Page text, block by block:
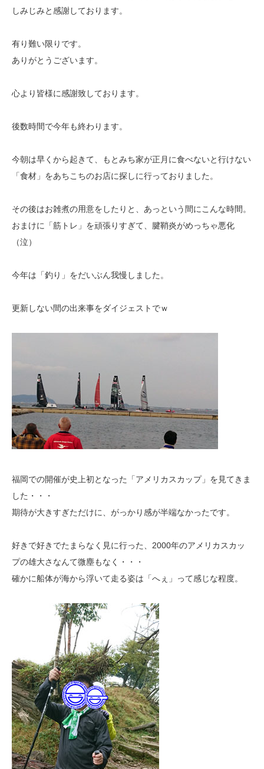
しみじみと感謝しております。
有り難い限りです。
ありがとうございます。
心より皆様に感謝致しております。
後数時間で今年も終わります。
今朝は早くから起きて、もとみち家が正月に食べないと行けない
「食材」をあちこちのお店に探しに行っておりました。
その後はお雑煮の用意をしたりと、あっという間にこんな時間。
おまけに「筋トレ」を頑張りすぎて、腱鞘炎がめっちゃ悪化
（泣）
今年は「釣り」をだいぶん我慢しました。
更新しない間の出来事をダイジェストでｗ
福岡での開催が史上初となった「アメリカスカップ」を見てきま
した・・・
期待が大きすぎただけに、がっかり感が半端なかったです。
好きで好きでたまらなく見に行った、2000年のアメリカスカッ
プの雄大さなんて微塵もなく・・・
確かに船体が海から浮いて走る姿は「へぇ」って感じな程度。